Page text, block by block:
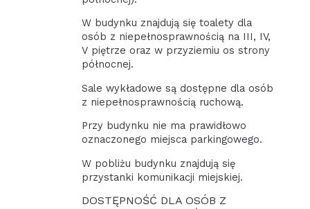
W budynku znajdują się toalety dla
osób z niepełnosprawnością na III, IV,
V piętrze oraz w przyziemiu os strony
północnej.
Sale wykładowe są dostępne dla osób
z niepełnosprawnością ruchową.
Przy budynku nie ma prawidłowo
oznaczonego miejsca parkingowego.
W pobliżu budynku znajdują się
przystanki komunikacji miejskiej.
DOSTĘPNOŚĆ DLA OSÓB Z